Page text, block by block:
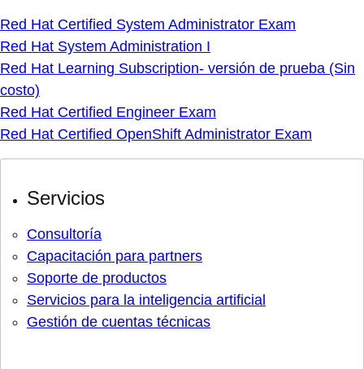
Red Hat Certified System Administrator Exam
Red Hat System Administration I
Red Hat Learning Subscription- versión de prueba (Sin
costo)
Red Hat Certified Engineer Exam
Red Hat Certified OpenShift Administrator Exam
Servicios
Consultoría
Capacitación para partners
Soporte de productos
Servicios para la inteligencia artificial
Gestión de cuentas técnicas